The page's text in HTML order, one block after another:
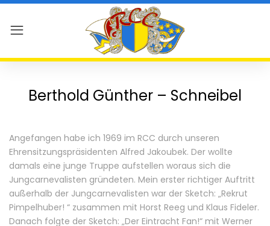
Berthold Günther – Schneibel
Angefangen habe ich 1969 im RCC durch unseren
Ehrensitzungspräsidenten Alfred Jakoubek. Der wollte
damals eine junge Truppe aufstellen woraus sich die
Jungcarnevalisten gründeten. Mein erster richtiger Auftritt
außerhalb der Jungcarnevalisten war der Sketch: „Rekrut
Pimpelhuber! “ zusammen mit Horst Reeg und Klaus Fideler.
Danach folgte der Sketch: „Der Eintracht Fan!“ mit Werner